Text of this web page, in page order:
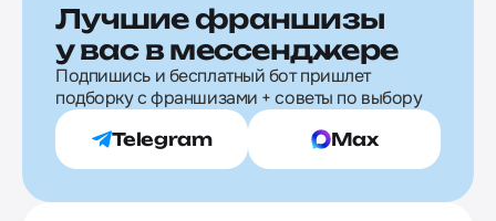
Лучшие франшизы
у вас в мессенджере
Подпишись и бесплатный бот пришлет
подборку с франшизами + советы по выбору
Telegram Max